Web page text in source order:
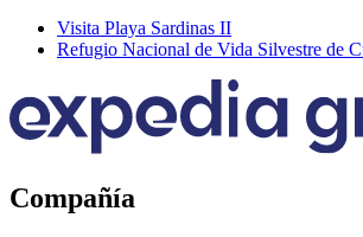
Visita Playa Sardinas II
Refugio Nacional de Vida Silvestre de
Compañía